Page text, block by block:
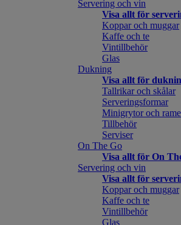
Servering och vin
Visa allt för
Koppar och muggar
Kaffe och te
Vintillbehör
Glas
Dukning
Visa allt för
Tallrikar och skålar
Serveringsformar
Minigrytor och
Tillbehör
Serviser
On The Go
Visa allt för On
Servering och vin
Visa allt för
Koppar och muggar
Kaffe och te
Vintillbehör
Glas